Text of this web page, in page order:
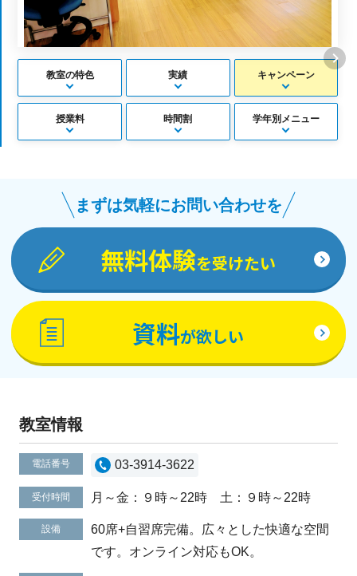
教室の特色 実績 キャンペーン
授業料 時間割 学年別メニュー
まずは気軽にお問い合わせを
無料体験を受けたい
資料が欲しい
教室情報
電話番号 03-3914-3622
受付時間 月～金：９時～22時 土：９時～22時
設備
60席+自習席完備。広々とした快適な空間
です。オンライン対応もOK。